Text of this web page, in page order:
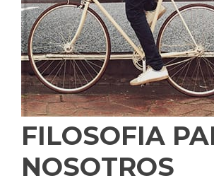
FILOSOFIA
NOSOTROS